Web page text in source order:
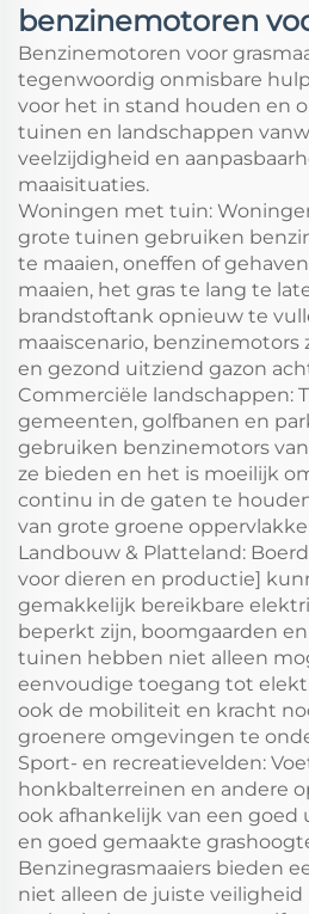
benzinemotoren
Benzinemotoren voor
tegenwoordig onmisbare
voor het in stand houden en
tuinen en landschappen
veelzijdigheid en
maaisituaties.
Woningen met tuin:
grote tuinen gebruiken
te maaien, oneffen of
maaien, het gras te lang te
brandstoftank opnieuw te
maaiscenario, benzinemotors
en gezond uitziend gazon
Commerciële landschappen:
gemeenten, golfbanen en
gebruiken benzinemotors
ze bieden en het is moeilijk
continu in de gaten te
van grote groene
Landbouw & Platteland:
voor dieren en productie]
gemakkelijk bereikbare
beperkt zijn, boomgaarden
tuinen hebben niet alleen
eenvoudige toegang tot
ook de mobiliteit en kracht
groenere omgevingen te
Sport- en recreatievelden:
honkbalterreinen en andere
ook afhankelijk van een goed
en goed gemaakte
Benzinegrasmaaiers bieden
niet alleen de juiste veiligheid